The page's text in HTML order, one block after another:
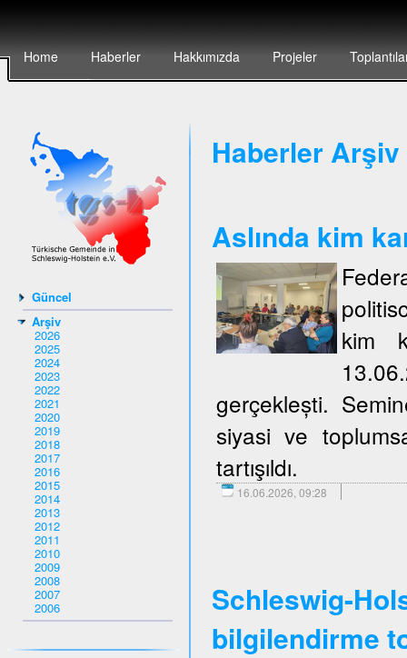
Home Haberler Hakkımızda Projeler
Güncel
Arşiv
2026
2025
2024
2023
2022
2021
2020
2019
2018
2017
2016
2015
2014
2013
2012
2011
2010
2009
2008
2007
2006
Haberler Arşiv
Aslında kim
kim
gerçeklești.
siyasi ve
tartışıldı.
16.06.2026, 09:28
Schleswig-
bilgilendirme